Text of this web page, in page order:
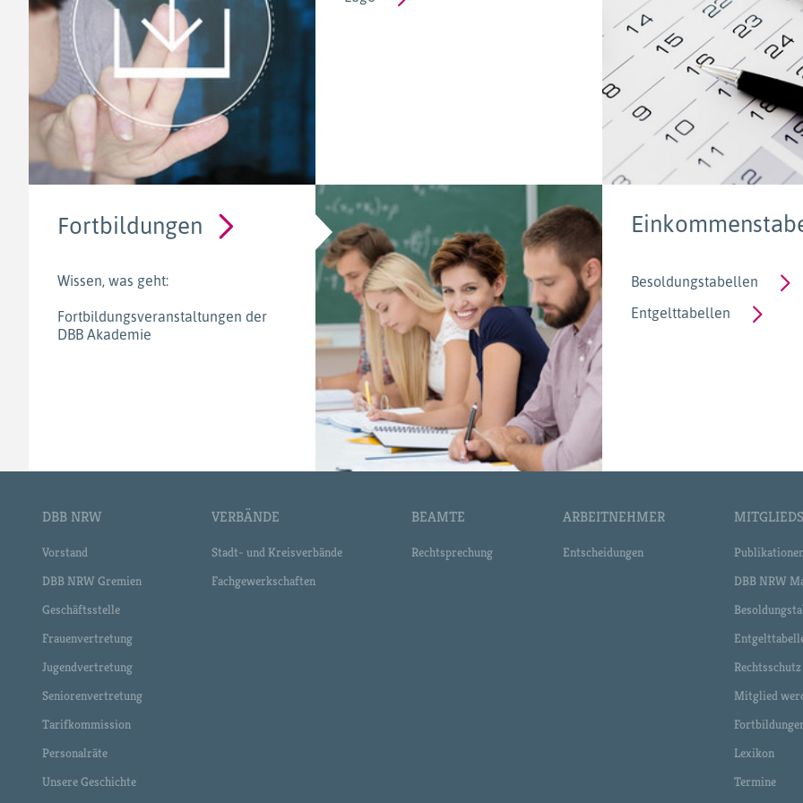
Fortbildungen
Wissen, was geht:
Fortbildungsveranstaltungen der
DBB Akademie
Besoldungstabellen
Entgelttabellen
DBB NRW
Vorstand
DBB NRW Gremien
Geschäftsstelle
Frauenvertretung
Jugendvertretung
Seniorenvertretung
Tarifkommission
Personalräte
Unsere Geschichte
VERBÄNDE
Stadt- und Kreisverbände
Fachgewerkschaften
BEAMTE
Rechtsprechung
ARBEITNEHMER
Entscheidungen
DBB NRW
Rechtsschutz
Mitglied
Lexikon
Termine